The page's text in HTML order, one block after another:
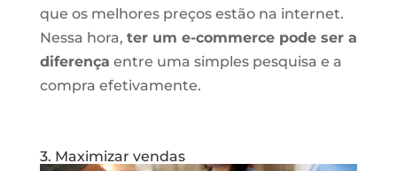
que os melhores preços estão na internet.
Nessa hora, ter um e-commerce pode ser a
diferença entre uma simples pesquisa e a
compra efetivamente.
3. Maximizar vendas